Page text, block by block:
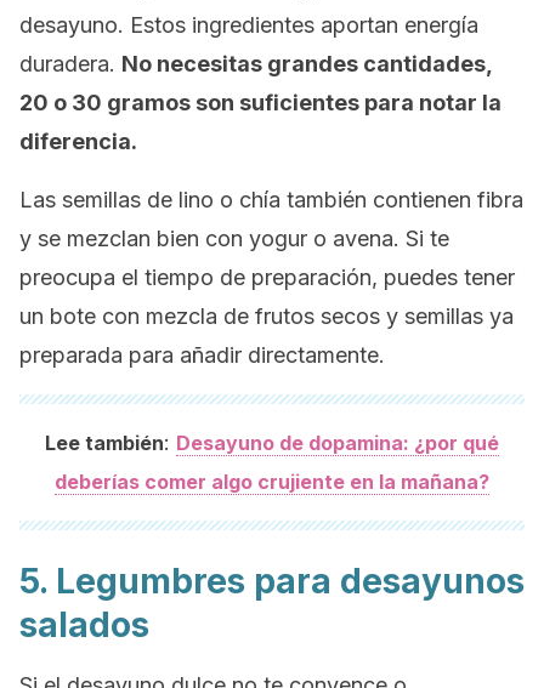
desayuno. Estos ingredientes aportan energía
duradera. No necesitas grandes cantidades,
20 o 30 gramos son suficientes para notar la
diferencia.
Las semillas de lino o chía también contienen fibra
y se mezclan bien con yogur o avena. Si te
preocupa el tiempo de preparación, puedes tener
un bote con mezcla de frutos secos y semillas ya
preparada para añadir directamente.
Lee también: Desayuno de dopamina: ¿por qué
deberías comer algo crujiente en la mañana?
5. Legumbres para desayunos
salados